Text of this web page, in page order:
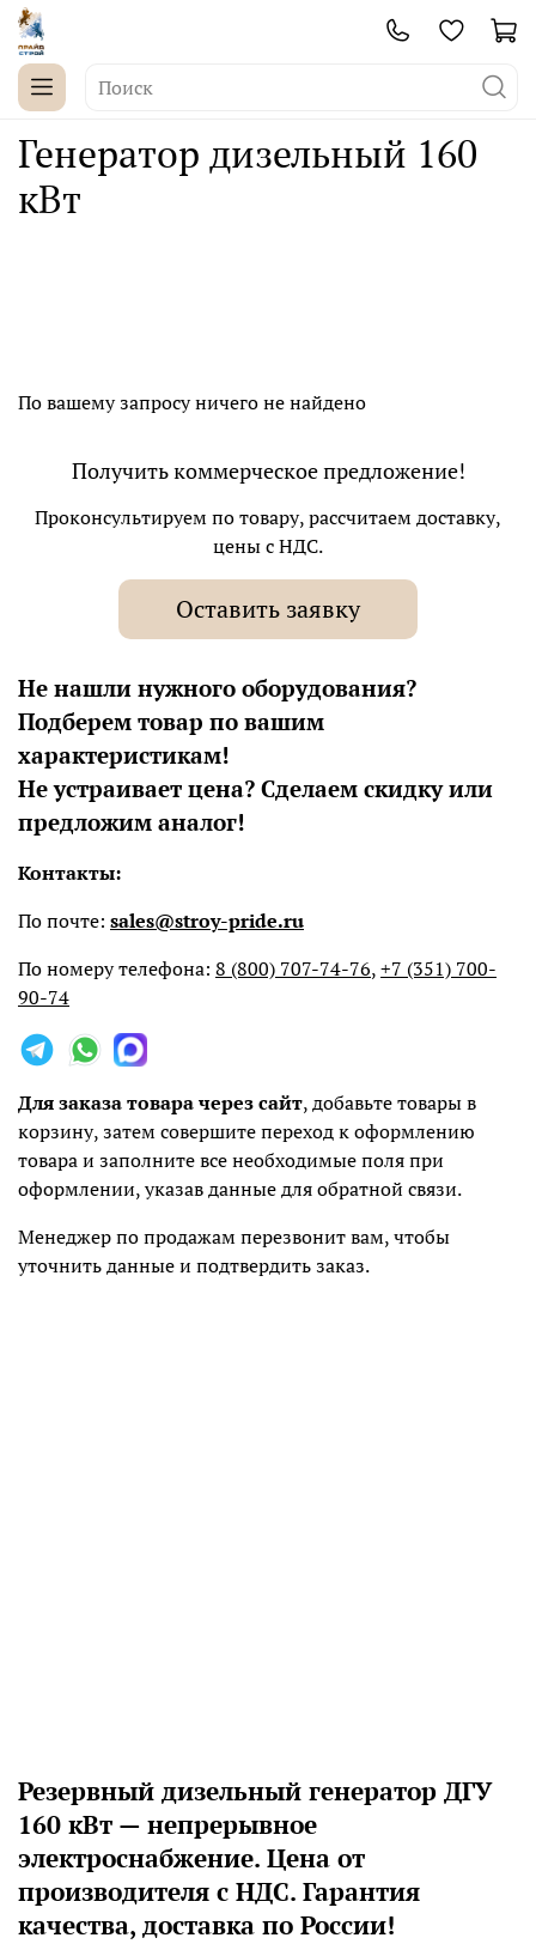
Генератор дизельный 160
кВт
По вашему запросу ничего не найдено
Получить коммерческое предложение!
Проконсультируем по товару, рассчитаем доставку,
цены с НДС.
Оставить заявку
Не нашли нужного оборудования?
Подберем товар по вашим
характеристикам!
Не устраивает цена? Сделаем скидку или
предложим аналог!
Контакты:
По почте: sales@stroy-pride.ru
По номеру телефона: 8 (800) 707-74-76,+7 (351) 700-
90-74
Для заказа товара через сайт, добавьте товары в
корзину, затем совершите переход к оформлению
товара и заполните все необходимые поля при
оформлении, указав данные для обратной связи.
Менеджер по продажам перезвонит вам, чтобы
уточнить данные и подтвердить заказ.
Резервный дизельный генератор ДГУ
160 кВт — непрерывное
электроснабжение. Цена от
производителя с НДС. Гарантия
качества, доставка по России!